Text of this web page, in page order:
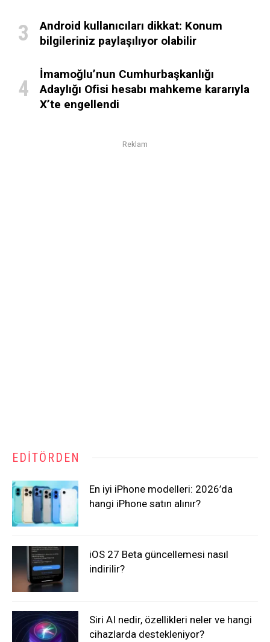
Android kullanıcıları dikkat: Konum
bilgileriniz paylaşılıyor olabilir
İmamoğlu’nun Cumhurbaşkanlığı
Adaylığı Ofisi hesabı mahkeme kararıyla
X’te engellendi
Reklam
EDITÖRDEN
En iyi iPhone modelleri: 2026’da
hangi iPhone satın alınır?
iOS 27 Beta güncellemesi nasıl
indirilir?
Siri AI nedir, özellikleri neler ve hangi
cihazlarda destekleniyor?